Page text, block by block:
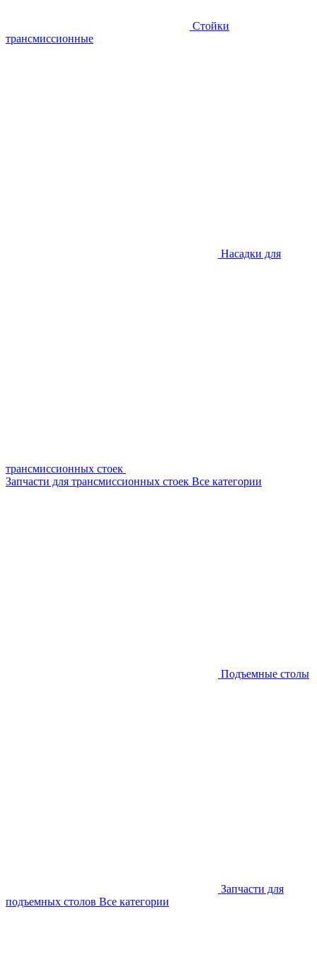
Стойки
трансмиссионные
Насадки для
трансмиссионных стоек
Запчасти для трансмиссионных стоек Все категории
Подъемные столы
Запчасти для
подъемных столов Все категории